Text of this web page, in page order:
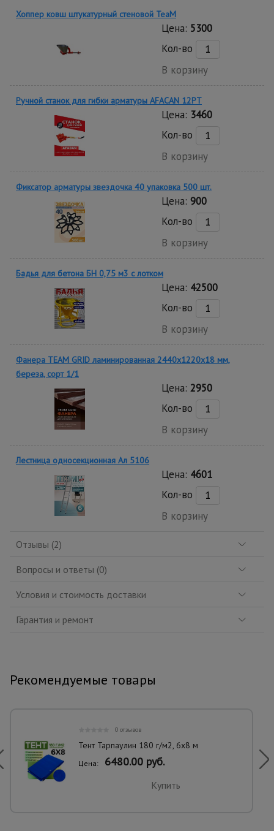
Хоппер ковш штукатурный стеновой TeaM
Цена: 5300
Кол-во
В корзину
Ручной станок для гибки арматуры AFACAN 12PT
Цена: 3460
Кол-во
В корзину
Фиксатор арматуры звездочка 40 упаковка 500 шт.
Цена: 900
Кол-во
В корзину
Бадья для бетона БН 0,75 м3 с лотком
Цена: 42500
Кол-во
В корзину
Фанера TEAM GRID ламинированная 2440х1220х18 мм,
береза, сорт 1/1
Цена: 2950
Кол-во
В корзину
Лестница односекционная Ал 5106
Цена: 4601
Кол-во
В корзину
Отзывы (2)
Вопросы и ответы (0)
Условия и стоимость доставки
Гарантия и ремонт
Рекомендуемые товары
0 отзывов
Тент Тарпаулин 180 г/м2, 6х8 м
Цена: 6480.00 руб.
Купить